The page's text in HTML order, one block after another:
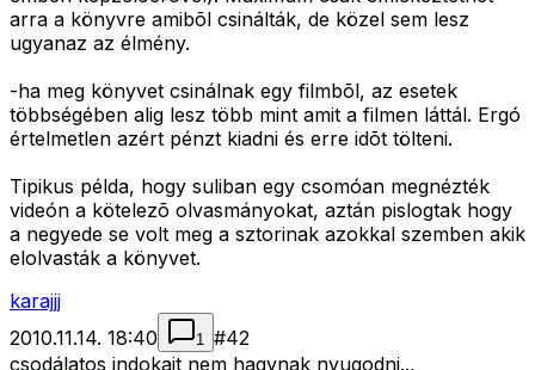
arra a könyvre amibõl csinálták, de közel sem lesz
ugyanaz az élmény.
-ha meg könyvet csinálnak egy filmbõl, az esetek
többségében alig lesz több mint amit a filmen láttál. Ergó
értelmetlen azért pénzt kiadni és erre idõt tölteni.
Tipikus példa, hogy suliban egy csomóan megnézték
videón a kötelezõ olvasmányokat, aztán pislogtak hogy
a negyede se volt meg a sztorinak azokkal szemben akik
elolvasták a könyvet.
karajjj
2010.11.14. 18:40
1 #42
csodálatos indokait nem hagynak nyugodni..,